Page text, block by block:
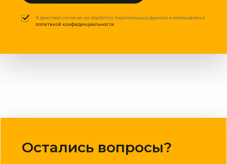
Я даю свое согласие на обработку персональных данных и соглашаюсь с
политикой конфиденциальности
Остались вопросы?